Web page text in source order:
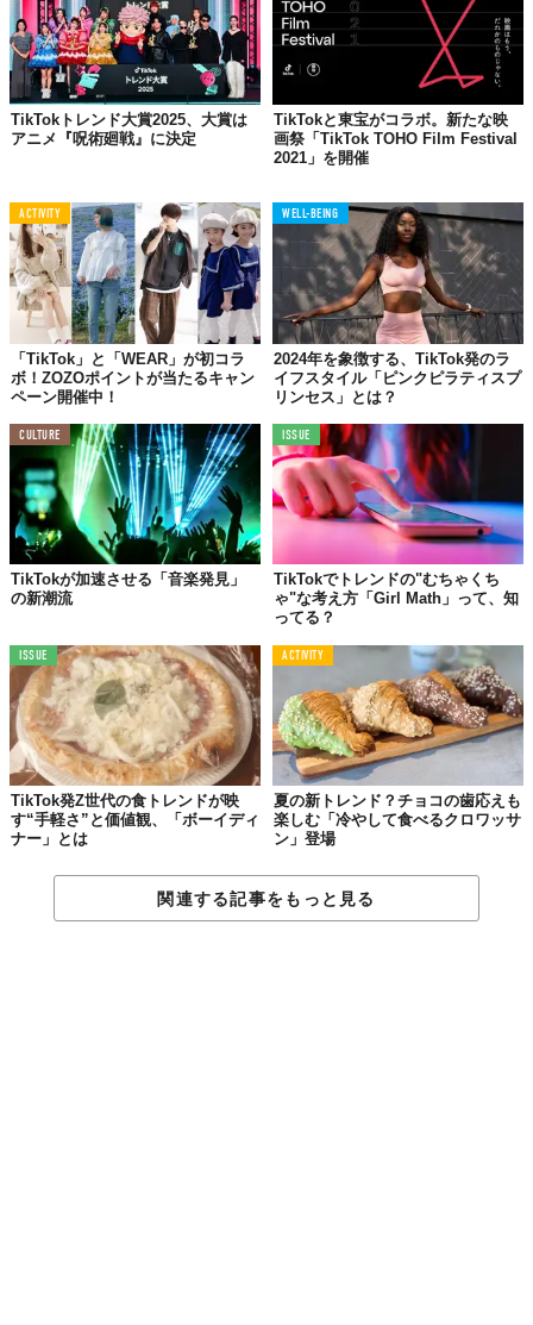
TikTokトレンド大賞2025、大賞は
アニメ『呪術廻戦』に決定
TikTokと東宝がコラボ。新たな映
画祭「TikTok TOHO Film Festival
2021」を開催
ACTIVITY
「TikTok」と「WEAR」が初コラ
ボ！ZOZOポイントが当たるキャン
ペーン開催中！
WELL-BEING
2024年を象徴する、TikTok発のラ
イフスタイル「ピンクピラティスプ
リンセス」とは？
CULTURE
TikTokが加速させる「音楽発見」
の新潮流
ISSUE
TikTokでトレンドの"むちゃくち
ゃ"な考え方「Girl Math」って、知
ってる？
ISSUE
TikTok発Z世代の食トレンドが映
す“手軽さ”と価値観、「ボーイディ
ナー」とは
ACTIVITY
夏の新トレンド？チョコの⻭応えも
楽しむ「冷やして食べるクロワッサ
ン」登場
関連する記事をもっと見る